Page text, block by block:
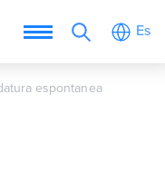
Es
espontanea